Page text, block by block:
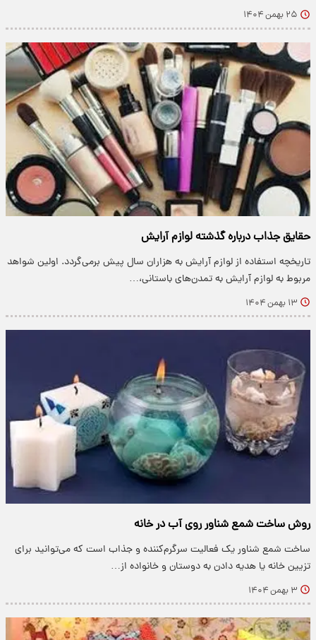
۲۵ بهمن ۱۴۰۴
حقایق جذاب درباره گذشته لوازم آرایش
تاریخچه استفاده از لوازم آرایش به هزاران سال پیش برمی‌گردد. اولین شواهد
مربوط به لوازم آرایش به تمدن‌های باستانی،…
۱۳ بهمن ۱۴۰۴
روش ساخت شمع شناور روی آب در خانه
ساخت شمع شناور یک فعالیت سرگرم‌کننده و جذاب است که می‌توانید برای
تزیین خانه یا هدیه دادن به دوستان و خانواده از…
۳ بهمن ۱۴۰۴